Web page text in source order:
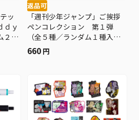
ッ
ｄｙ
２種
返品可
「週刊少年ジャンプ」ご挨拶
ペンコレクション 第１弾
（全５種／ランダム１種入
り） ＢＤ４−ＪＦ
660 円